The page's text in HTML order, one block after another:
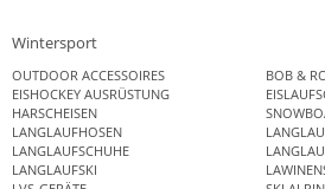
Wintersport
OUTDOOR ACCESSOIRES
BOB &
EISHOCKEY AUSRÜSTUNG
HARSCHEISEN
LANGLAUFHOSEN
LANGLAUFSCHUHE
LANGLAUFSKI